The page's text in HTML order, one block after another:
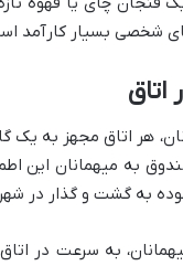
شخصی بسیار کارآمد
هر اتاق مجهز به یک
به میهمانان این
به گشت و گذار در شهر
به سرعت در